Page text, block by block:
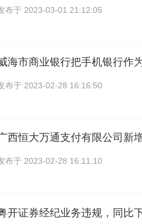
布于 2023-03-01 21:12:05
海市商业银行把手机银行作
布于 2023-02-28 16:16:50
西恒大万通支付有限公司新
布于 2023-02-28 16:11:10
开证券经纪业务违规，同比